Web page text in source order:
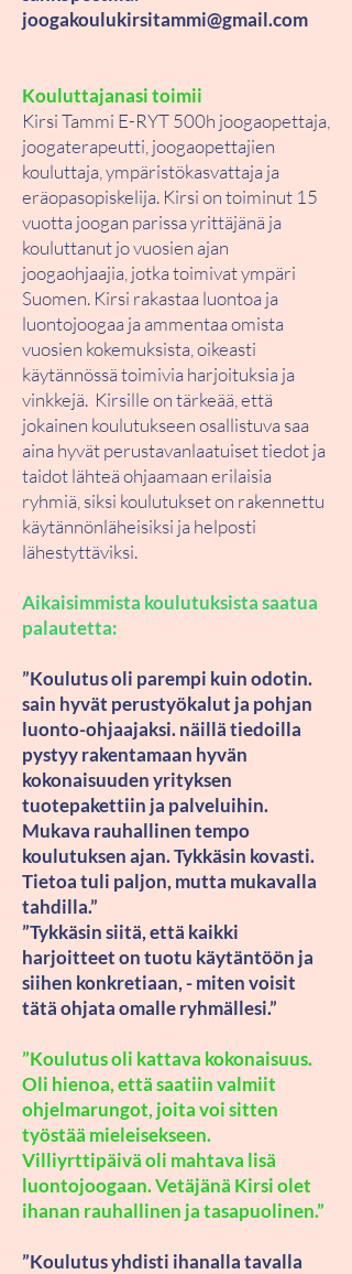
joogakoulukirsitammi@gmail.com
Kouluttajanasi toimii
Kirsi Tammi E-RYT 500h joogaopettaja,
joogaterapeutti, joogaopettajien
kouluttaja, ympäristökasvattaja ja
eräopasopiskelija. Kirsi on toiminut 15
vuotta joogan parissa yrittäjänä ja
kouluttanut jo vuosien ajan
joogaohjaajia, jotka toimivat ympäri
Suomen. Kirsi rakastaa luontoa ja
luontojoogaa ja ammentaa omista
vuosien kokemuksista, oikeasti
käytännössä toimivia harjoituksia ja
vinkkejä. Kirsille on tärkeää, että
jokainen koulutukseen osallistuva saa
aina hyvät perustavanlaatuiset tiedot ja
taidot lähteä ohjaamaan erilaisia
ryhmiä, siksi koulutukset on rakennettu
käytännönläheisiksi ja helposti
lähestyttäviksi. ​
Aikaisimmista koulutuksista saatua
palautetta:
”Koulutus oli parempi kuin odotin.
sain hyvät perustyökalut ja pohjan
luonto-ohjaajaksi. näillä tiedoilla
pystyy rakentamaan hyvän
kokonaisuuden yrityksen
tuotepakettiin ja palveluihin.
Mukava rauhallinen tempo
koulutuksen ajan. Tykkäsin kovasti.
Tietoa tuli paljon, mutta mukavalla
tahdilla.”
”Tykkäsin siitä, että kaikki
harjoitteet on tuotu käytäntöön ja
siihen konkretiaan, - miten voisit
tätä ohjata omalle ryhmällesi.”
”Koulutus oli kattava kokonaisuus.
Oli hienoa, että saatiin valmiit
ohjelmarungot, joita voi sitten
työstää mieleisekseen.
Villiyrttipäivä oli mahtava lisä
luontojoogaan. Vetäjänä Kirsi olet
ihanan rauhallinen ja tasapuolinen.”
”Koulutus yhdisti ihanalla tavalla